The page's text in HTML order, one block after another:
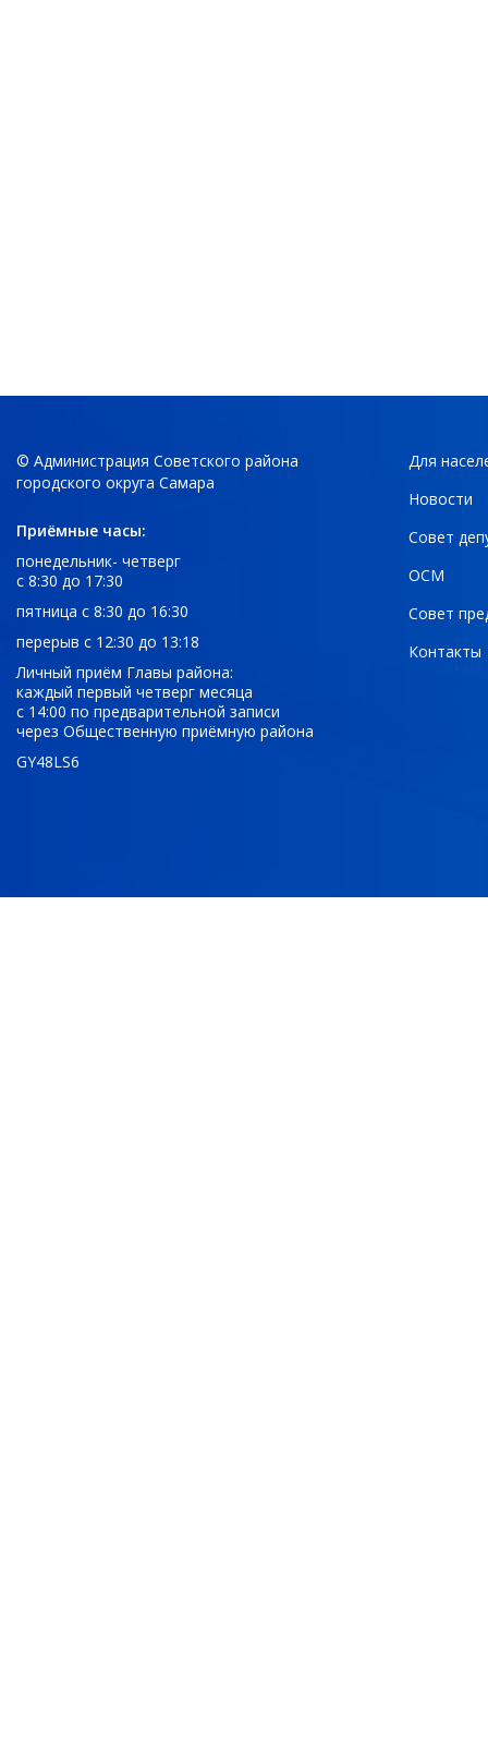
© Администрация Советского района
городского округа Самара
Приёмные часы:
понедельник- четверг
с 8:30 до 17:30
пятница с 8:30 до 16:30
перерыв с 12:30 до 13:18
Личный приём Главы района:
каждый первый четверг месяца
с 14:00 по предварительной записи
через Общественную приёмную района
GY48LS6
Для
Новости
Совет
ОСМ
Совет
Контакты